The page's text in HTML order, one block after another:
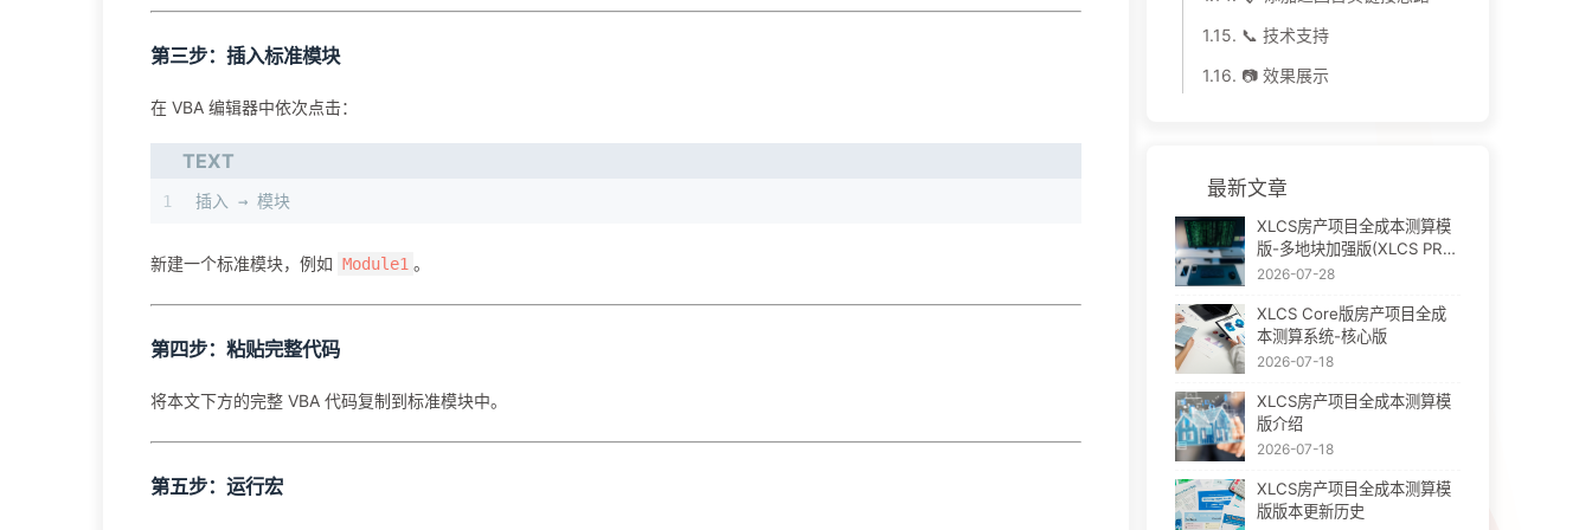
第三步：插入标准模块
在 VBA 编辑器中依次点击：
TEXT
1 插入 → 模块
新建一个标准模块，例如 Module1 。
第四步：粘贴完整代码
将本文下方的完整 VBA 代码复制到标准模块中。
第五步：运行宏
1.15. 📞 技术支持
1.16. 📷 效果展示
最新文章
XLCS房产项目全成本测算模
版-多地块加强版(XLCS PRO
V3)
2026-07-28
XLCS Core版房产项目全成
本测算系统-核心版
2026-07-18
XLCS房产项目全成本测算模
版介绍
2026-07-18
XLCS房产项目全成本测算模
版版本更新历史